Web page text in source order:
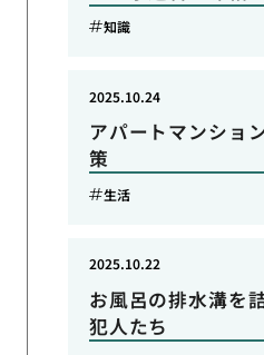
知識
アパートマンショ
策
2025.10.24
生活
お風呂の排水溝を
犯人たち
2025.10.22